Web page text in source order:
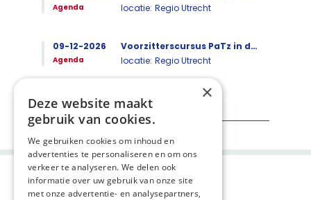
Agenda
locatie: Regio Utrecht
09-12-2026
Agenda
Voorzitterscursus PaTz in de praktijk
locatie: Regio Utrecht
Bekijk alles
×
Deze website maakt
gebruik van cookies.
We gebruiken cookies om inhoud en
advertenties te personaliseren en om ons
verkeer te analyseren. We delen ook
informatie over uw gebruik van onze site
met onze advertentie- en analysepartners,